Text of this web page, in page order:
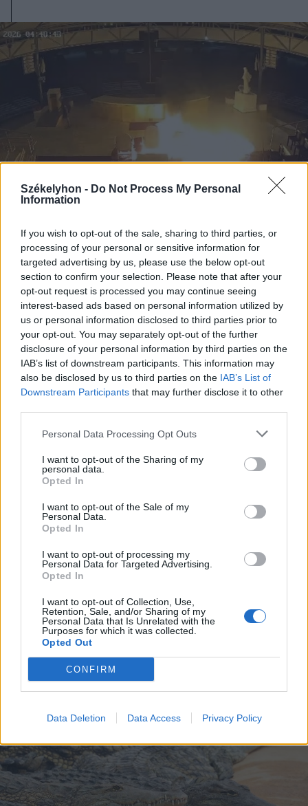
Székelyhon - Do Not Process My Personal
Information
If you wish to opt-out of the sale, sharing to third parties, or
processing of your personal or sensitive information for
targeted advertising by us, please use the below opt-out
section to confirm your selection. Please note that after your
opt-out request is processed you may continue seeing
interest-based ads based on personal information utilized by
us or personal information disclosed to third parties prior to
your opt-out. You may separately opt-out of the further
disclosure of your personal information by third parties on the
IAB’s list of downstream participants. This information may
also be disclosed by us to third parties on the IAB’s List of
Downstream Participants that may further disclose it to other
Personal Data Processing Opt Outs
I want to opt-out of the Sharing of my
personal data.
Opted In
I want to opt-out of the Sale of my
Personal Data.
Opted In
I want to opt-out of processing my
Personal Data for Targeted Advertising.
Opted In
I want to opt-out of Collection, Use,
Retention, Sale, and/or Sharing of my
Personal Data that Is Unrelated with the
Purposes for which it was collected.
Opted Out
CONFIRM
Data Deletion Data Access Privacy Policy
2026. július 28., kedd
Szentségtörő üzenetek és
vandalizmus a medjugorjei Mária-
szobornál – térfigyelő rögzítette a
gyújtogatást
2026. július 19., vasárnap
Őrizetbe vették a Romániában is
súlyos bűncselekményekkel vádolt
Tate testvéreket